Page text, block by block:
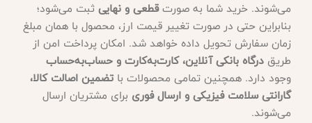
می‌شوند. خرید شما به صورتقطعی و نهاییثبت می‌شود؛
بنابراین حتی در صورت تغییر قیمت ارز، محصول با همان مبلغ
زمان سفارش تحویل داده خواهد شد. امکان پرداخت امن از
طریقدرگاه بانکی آنلاین، کارت‌به‌کارت و حساب‌به‌حساب
وجود دارد. همچنین تمامی محصولات باتضمین اصالت کالا،
گارانتی سلامت فیزیکی و ارسال فوری برای مشتریان ارسال
می‌شوند.